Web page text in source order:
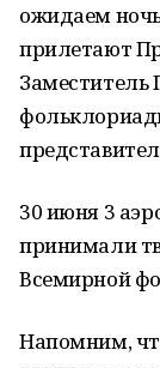
ожидаем
прилетают
Заместитель
30 июня 3
принимали
Всемирной
Напомним,